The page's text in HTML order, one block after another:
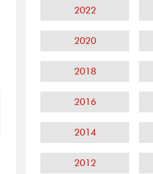
2022
2020
2018
2016
2014
2012